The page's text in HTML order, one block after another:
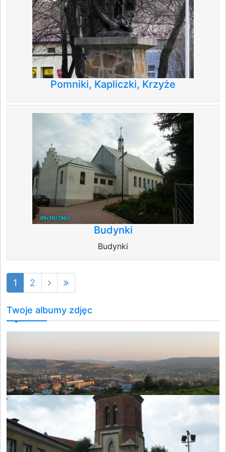
Pomniki, Kapliczki, Krzyże
Budynki
Budynki
1 2
Twoje albumy zdjęc